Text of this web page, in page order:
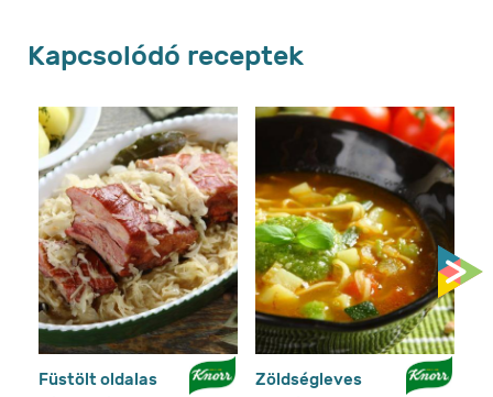
Kapcsolódó receptek
Füstölt oldalas
Zöldségleves